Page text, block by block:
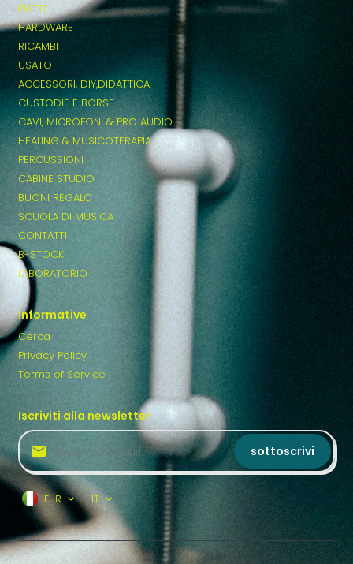
PIATTI
HARDWARE
RICAMBI
USATO
ACCESSORI, DIY,DIDATTICA
CUSTODIE E BORSE
CAVI, MICROFONI & PRO AUDIO
HEALING & MUSICOTERAPIA
PERCUSSIONI
CABINE STUDIO
BUONI REGALO
SCUOLA DI MUSICA
CONTATTI
B-STOCK
LABORATORIO
Informative
Cerca
Privacy Policy
Terms of Service
Iscriviti alla newsletter
sottoscrivi
EUR IT